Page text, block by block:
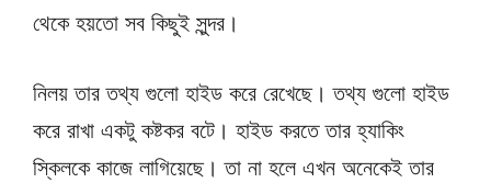
থেকে হয়তো সব কিছুই সুন্দর।
নিলয় তার তথ্য গুলো হাইড করে রেখেছে। তথ্য গুলো হাইড
করে রাখা একটু কষ্টকর বটে। হাইড করতে তার হ্যাকিং
স্কিলকে কাজে লাগিয়েছে। তা না হলে এখন অনেকেই তার